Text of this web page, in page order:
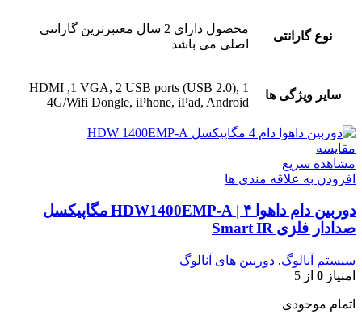
نوع گارانتی
محصول دارای 2 سال معتبرترین گارانتی
اصلی می باشد
سایر ویژگی ها
1 HDMI ,1 VGA, 2 USB ports (USB 2.0),
4G/Wifi Dongle, iPhone, iPad, Android
مقایسه
مشاهده سریع
افزودن به علاقه مندی ها
دوربین دام داهوا HDW1400EMP‑A | ۴ مگاپیکسل
صدادار فلزی Smart IR
سیستم آنالوگ, دوربین های آنالوگ
امتیاز 0 از 5
اتمام موحودی